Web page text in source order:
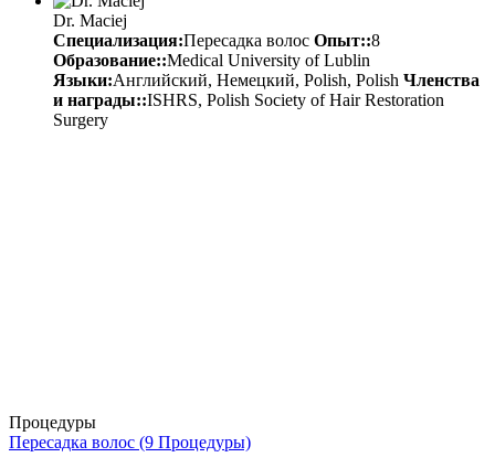
Dr. Maciej
Специализация:Пересадка волос Опыт::8
Образование::Medical University of Lublin
Языки:Английский, Немецкий, Polish, Polish Членства
и награды::ISHRS, Polish Society of Hair Restoration
Surgery
Процедуры
Пересадка волос (9 Процедуры)